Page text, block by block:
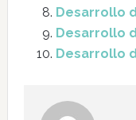
Desarrollo
Desarrollo
Desarrollo